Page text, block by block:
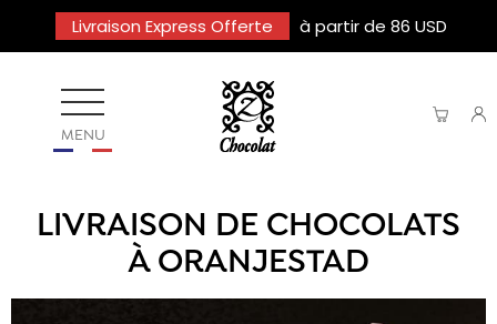
Livraison Express Offerte à partir de 86 USD
MENU
LIVRAISON DE CHOCOLATS
À ORANJESTAD